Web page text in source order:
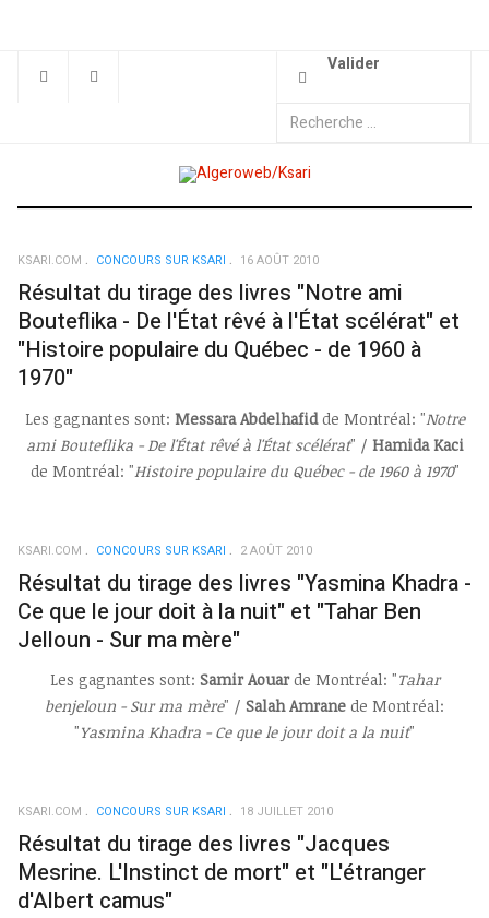
Valider
KSARI.COM CONCOURS SUR KSARI 16 AOÛT 2010
Résultat du tirage des livres "Notre ami
Bouteflika - De l'État rêvé à l'État scélérat" et
"Histoire populaire du Québec - de 1960 à
1970"
Les gagnantes sont: Messara Abdelhafidde Montréal: "Notre
ami Bouteflika - De l'État rêvé à l'État scélérat" / Hamida Kaci
de Montréal: "Histoire populaire du Québec - de 1960 à 1970"
KSARI.COM CONCOURS SUR KSARI 2 AOÛT 2010
Résultat du tirage des livres "Yasmina Khadra -
Ce que le jour doit à la nuit" et "Tahar Ben
Jelloun - Sur ma mère"
Les gagnantes sont: Samir Aouarde Montréal: "Tahar
benjeloun - Sur ma mère" / Salah Amrane de Montréal:
"Yasmina Khadra - Ce que le jour doit a la nuit"
KSARI.COM CONCOURS SUR KSARI 18 JUILLET 2010
Résultat du tirage des livres "Jacques
Mesrine. L'Instinct de mort" et "L'étranger
d'Albert camus"